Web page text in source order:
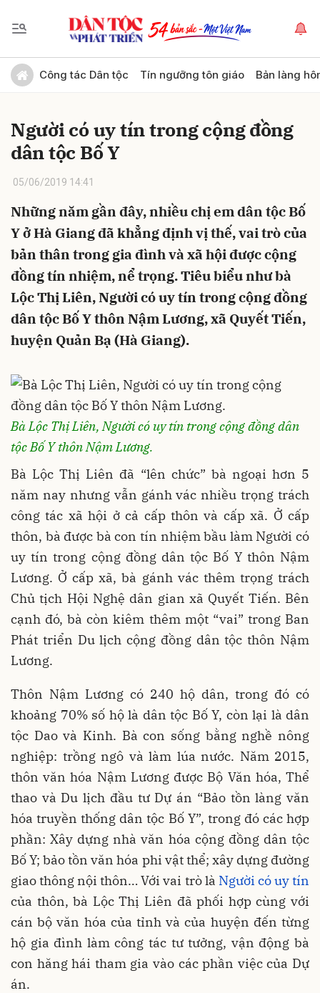
Công tác Dân tộc Tín ngưỡng tôn giáo Bản làng
Người có uy tín trong cộng đồng
dân tộc Bố Y
05/06/2019 14:41
Những năm gần đây, nhiều chị em dân tộc Bố
Y ở Hà Giang đã khẳng định vị thế, vai trò của
bản thân trong gia đình và xã hội được cộng
đồng tín nhiệm, nể trọng. Tiêu biểu như bà
Lộc Thị Liên, Người có uy tín trong cộng đồng
dân tộc Bố Y thôn Nậm Lương, xã Quyết Tiến,
huyện Quản Bạ (Hà Giang).
Bà Lộc Thị Liên, Người có uy tín trong cộng đồng dân
tộc Bố Y thôn Nậm Lương.
Bà Lộc Thị Liên đã “lên chức” bà ngoại hơn 5
năm nay nhưng vẫn gánh vác nhiều trọng trách
công tác xã hội ở cả cấp thôn và cấp xã. Ở cấp
thôn, bà được bà con tín nhiệm bầu làm Người có
uy tín trong cộng đồng dân tộc Bố Y thôn Nậm
Lương. Ở cấp xã, bà gánh vác thêm trọng trách
Chủ tịch Hội Nghệ dân gian xã Quyết Tiến. Bên
cạnh đó, bà còn kiêm thêm một “vai” trong Ban
Phát triển Du lịch cộng đồng dân tộc thôn Nậm
Lương.
Thôn Nậm Lương có 240 hộ dân, trong đó có
khoảng 70% số hộ là dân tộc Bố Y, còn lại là dân
tộc Dao và Kinh. Bà con sống bằng nghề nông
nghiệp: trồng ngô và làm lúa nước. Năm 2015,
thôn văn hóa Nậm Lương được Bộ Văn hóa, Thể
thao và Du lịch đầu tư Dự án “Bảo tồn làng văn
hóa truyền thống dân tộc Bố Y”, trong đó các hợp
phần: Xây dựng nhà văn hóa cộng đồng dân tộc
Bố Y; bảo tồn văn hóa phi vật thể; xây dựng đường
giao thông nội thôn… Với vai trò là Người có uy tín
của thôn, bà Lộc Thị Liên đã phối hợp cùng với
cán bộ văn hóa của tỉnh và của huyện đến từng
hộ gia đình làm công tác tư tưởng, vận động bà
con hăng hái tham gia vào các phần việc của Dự
án.
Gửi bình luận
Hủy Gửi